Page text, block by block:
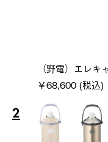
（野電）エレ
￥68,600 (税込)
2